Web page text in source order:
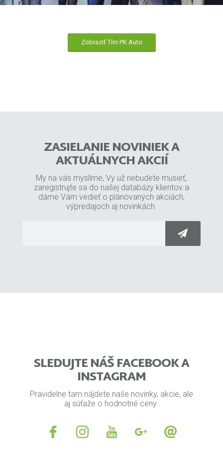
Zobraziť Tím PK Auto
ZASIELANIE NOVINIEK A
AKTUÁLNYCH AKCIÍ
My na vás myslíme, Vy už nebudete musieť,
zaregistrujte sa do našej databázy klientov a
dáme Vám vedieť o plánovaných akciách,
výpredajoch aj novinkách.
SLEDUJTE NÁŠ FACEBOOK A
INSTAGRAM
Pravidelne tam nájdete naše novinky, akcie, ale
aj súťaže o hodnotné ceny.